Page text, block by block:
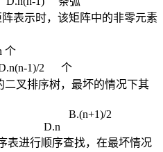
表示时，该矩阵中的非零元素
1)/2 个
二叉排序树，最坏的情况下其
2
表进行顺序查找，在最坏情况